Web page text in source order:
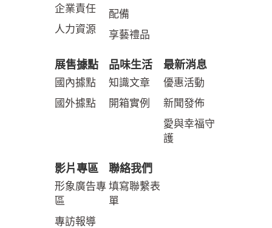
企業責任
人力資源
配備
享藝禮品
展售據點
國內據點
國外據點
品味生活
知識文章
開箱實例
最新消息
優惠活動
新聞發佈
愛與幸福守
護
影片專區
形象廣告專
區
專訪報導
聯絡我們
填寫聯繫表
單